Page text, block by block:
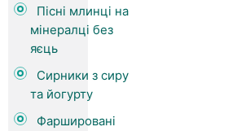
Пісні млинці на
мінералці без
яєць
Сирники з сиру
та йогурту
Фаршировані